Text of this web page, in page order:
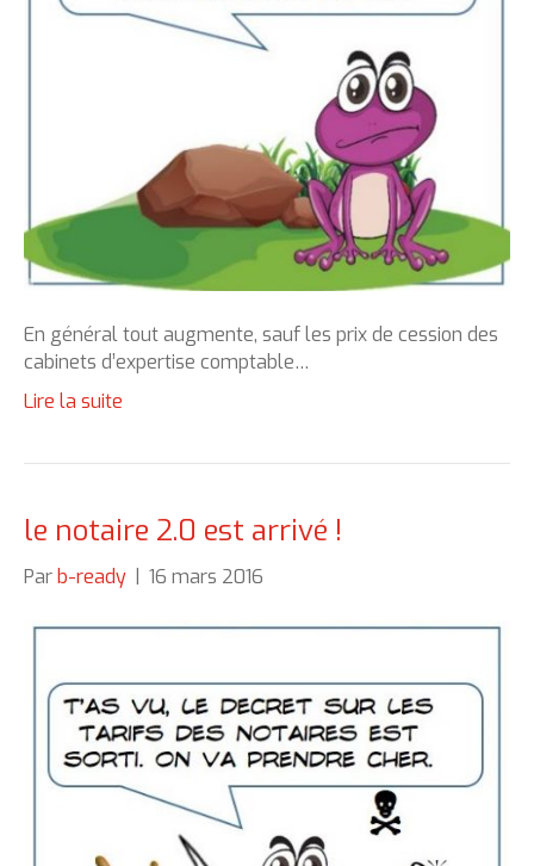
En général tout augmente, sauf les prix de cession des
cabinets d’expertise comptable…
Lire la suite
le notaire 2.0 est arrivé !
Parb-ready | 16 mars 2016